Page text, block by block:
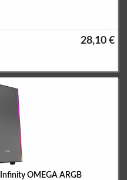
28,10 €
OMEGA ARGB